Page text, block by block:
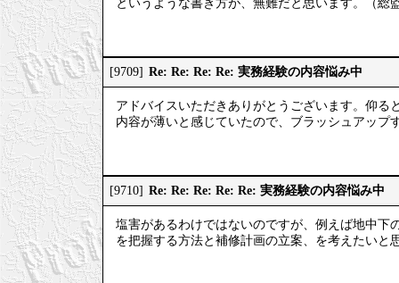
というような書き方が、無難だと思います。（総
[9709] Re: Re: Re: Re: 実務経験の内容悩み中
アドバイスいただきありがとうございます。仰る
内容が薄いと感じていたので、ブラッシュアップ
[9710] Re: Re: Re: Re: Re: 実務経験の内容悩み中
塩害があるわけではないのですが、例えば地中下
を把握する方法と補修計画の立案、を考えたい